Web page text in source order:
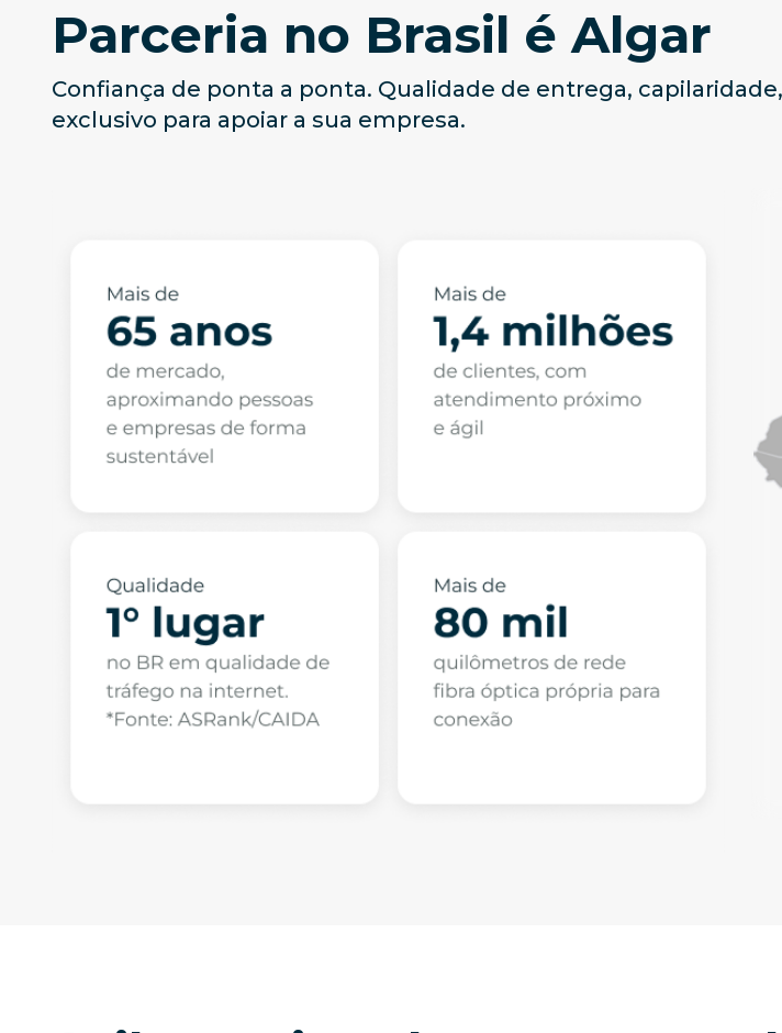
Parceria no Brasil é Algar
Confiança de ponta a ponta. Qualidade de entrega,
exclusivo para apoiar a sua empresa.